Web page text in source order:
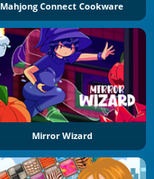
Mahjong Connect Cookware
Mirror Wizard